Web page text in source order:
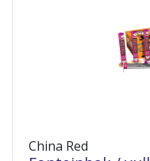
China Red